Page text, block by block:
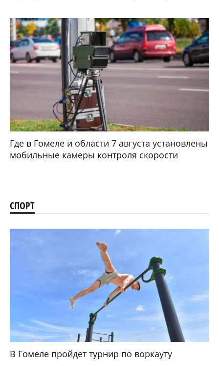
Где в Гомеле и области 7 августа установлены
мобильные камеры контроля скорости
СПОРТ
В Гомеле пройдет турнир по воркауту